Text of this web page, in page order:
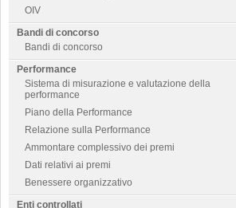
OIV
Bandi di concorso
Bandi di concorso
Performance
Sistema di misurazione e valutazione della
performance
Piano della Performance
Relazione sulla Performance
Ammontare complessivo dei premi
Dati relativi ai premi
Benessere organizzativo
Enti controllati